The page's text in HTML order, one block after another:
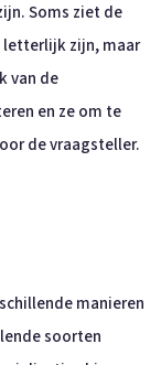
Soms ziet de
letterlijk zijn, maar
van de
en ze om te
de vraagsteller.
manieren
soorten